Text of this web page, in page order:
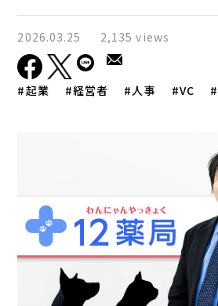
2026.03.25 2,135 views
起業 経営者 人事 VC